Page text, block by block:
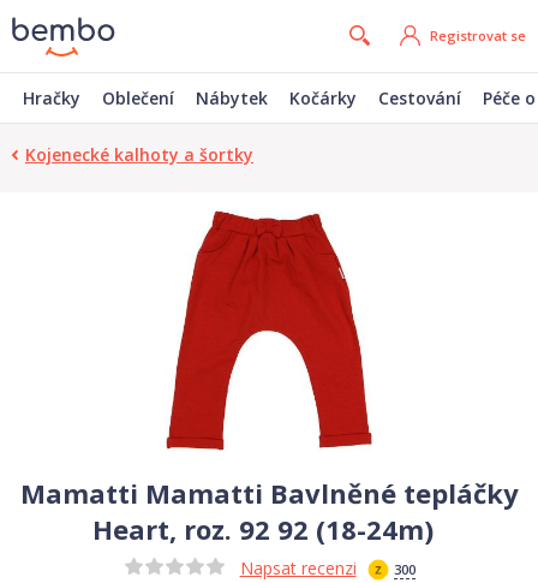
Registrovat se
Hračky Oblečení Nábytek Kočárky Cestování Péče
Kojenecké kalhoty a šortky
Mamatti Mamatti Bavlněné tepláčky
Heart, roz. 92 92 (18-24m)
Napsat recenzi 300